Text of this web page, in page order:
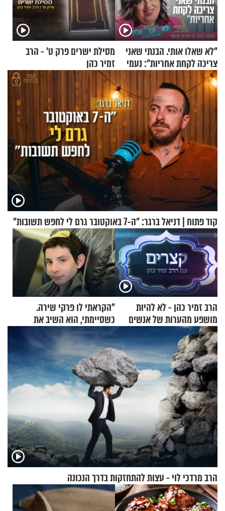
"לא שאלו אותי. הבנתי שאני
צריכה לקחת אחריות": נעמי
בנט בריאיון אישי
מסילת ישרים פרק ט’ - הרב
זמיר כהן
קוד פתוח | דניאל ברגר: "ה-7 באוקטובר גרם לי לחפש תשובות"
הרב זמיר כהן - לא להיות
מושפע מהערות של אנשים
"הקראתי לו פרקי שירה.
כשסיימתי, הוא השיב את
נשמתו לבורא"
הרב מרדכי לוי - עצות להתחזקות בדרך הנכונה